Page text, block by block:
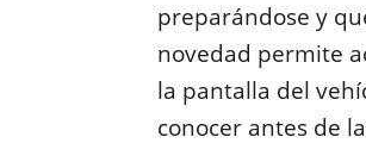
preparándose y
novedad permite
la pantalla del
conocer antes de